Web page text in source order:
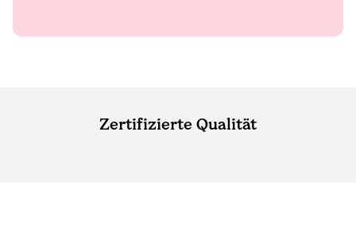
Zertifizierte Qualität